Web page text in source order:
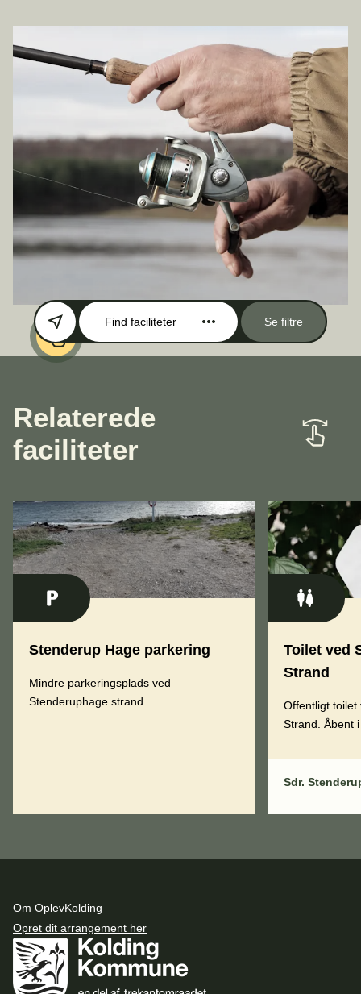
Find faciliteter Se filtre
Relaterede
faciliteter
Stenderup Hage parkering
Mindre parkeringsplads ved
Stenderuphage strand
Toilet ved
Strand
Offentligt toilet
Strand. Åbent
Sdr.
Om OplevKolding
Opret dit arrangement her